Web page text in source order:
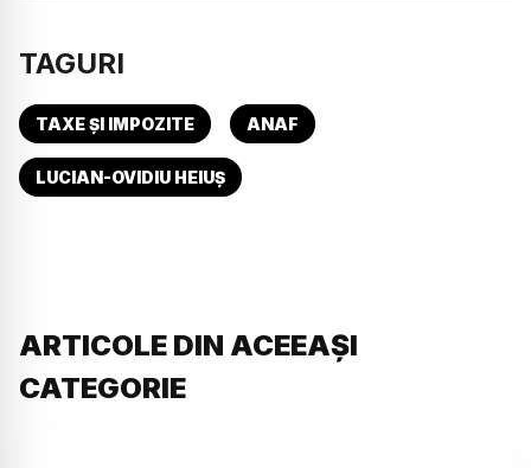
TAGURI
TAXE ȘI IMPOZITE ANAF
LUCIAN-OVIDIU HEIUȘ
ARTICOLE DIN ACEEAȘI
CATEGORIE